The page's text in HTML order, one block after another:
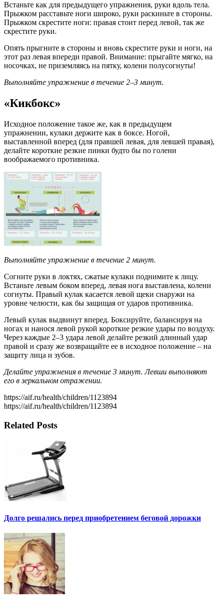
Встаньте как для предыдущего упражнения, руки вдоль тела.
Прыжком расставьте ноги широко, руки раскиньте в стороны.
Прыжком скрестите ноги: правая стоит перед левой, так же
скрестите руки.
Опять прыгните в стороны и вновь скрестите руки и ноги, на
этот раз левая впереди правой. Внимание: прыгайте мягко, на
носочках, не приземляясь на пятку, колени полусогнуты!
Выполняйте упражнение в течение 2–3 минут.
«Кикбокс»
Исходное положение такое же, как в предыдущем
упражнении, кулаки держите как в боксе. Ногой,
выставленной вперед (для правшей левая, для левшей правая),
делайте короткие резкие пинки будто бы по голени
воображаемого противника.
Выполняйте упражнение в течение 2 минут.
Согните руки в локтях, сжатые кулаки поднимите к лицу.
Встаньте левым боком вперед, левая нога выставлена, колени
согнуты. Правый кулак касается левой щеки снаружи на
уровне челюсти, как бы защищая от ударов противника.
Левый кулак выдвинут вперед. Боксируйте, балансируя на
ногах и нанося левой рукой короткие резкие удары по воздуху.
Через каждые 2–3 удара левой делайте резкий длинный удар
правой и сразу же возвращайте ее в исходное положение – на
защиту лица и зубов.
Делайте упражнения в течение 3 минут. Левши выполняют
его в зеркальном отражении.
https://aif.ru/health/children/1123894
https://aif.ru/health/children/1123894
Related Posts
Долго решались перед приобретением беговой дорожки